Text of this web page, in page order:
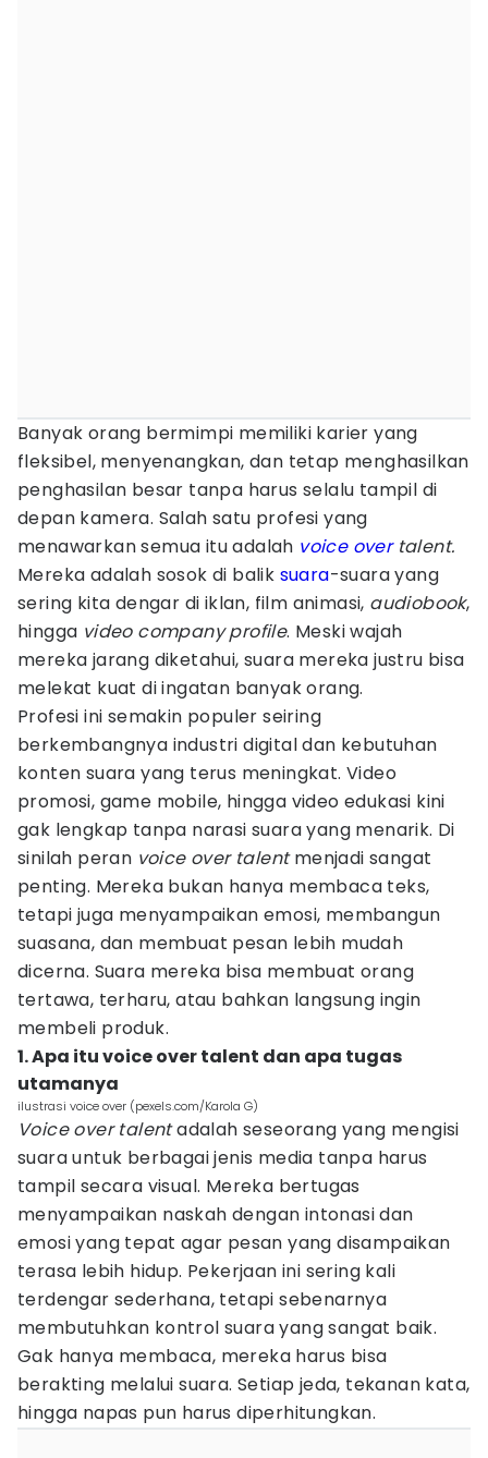
Banyak orang bermimpi memiliki karier yang
fleksibel, menyenangkan, dan tetap menghasilkan
penghasilan besar tanpa harus selalu tampil di
depan kamera. Salah satu profesi yang
menawarkan semua itu adalah voice overtalent.
Mereka adalah sosok di balik suara-suara yang
sering kita dengar di iklan, film animasi, audiobook,
hingga video company profile. Meski wajah
mereka jarang diketahui, suara mereka justru bisa
melekat kuat di ingatan banyak orang.
Profesi ini semakin populer seiring
berkembangnya industri digital dan kebutuhan
konten suara yang terus meningkat. Video
promosi, game mobile, hingga video edukasi kini
gak lengkap tanpa narasi suara yang menarik. Di
sinilah peran voice over talentmenjadi sangat
penting. Mereka bukan hanya membaca teks,
tetapi juga menyampaikan emosi, membangun
suasana, dan membuat pesan lebih mudah
dicerna. Suara mereka bisa membuat orang
tertawa, terharu, atau bahkan langsung ingin
membeli produk.
1. Apa itu voice over talent dan apa tugas
utamanya
ilustrasi voice over (pexels.com/Karola G)
Voice over talentadalah seseorang yang mengisi
suara untuk berbagai jenis media tanpa harus
tampil secara visual. Mereka bertugas
menyampaikan naskah dengan intonasi dan
emosi yang tepat agar pesan yang disampaikan
terasa lebih hidup. Pekerjaan ini sering kali
terdengar sederhana, tetapi sebenarnya
membutuhkan kontrol suara yang sangat baik.
Gak hanya membaca, mereka harus bisa
berakting melalui suara. Setiap jeda, tekanan kata,
hingga napas pun harus diperhitungkan.